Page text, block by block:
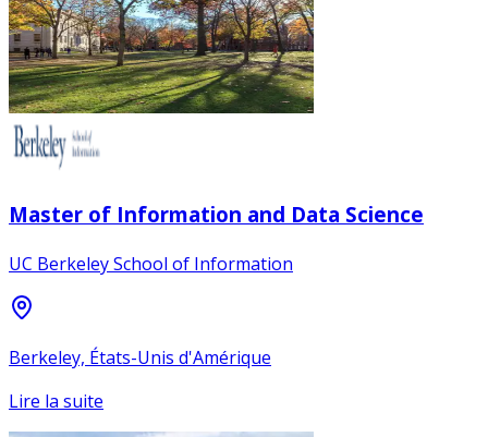
Master of Information and Data Science
UC Berkeley School of Information
Berkeley, États-Unis d'Amérique
Lire la suite